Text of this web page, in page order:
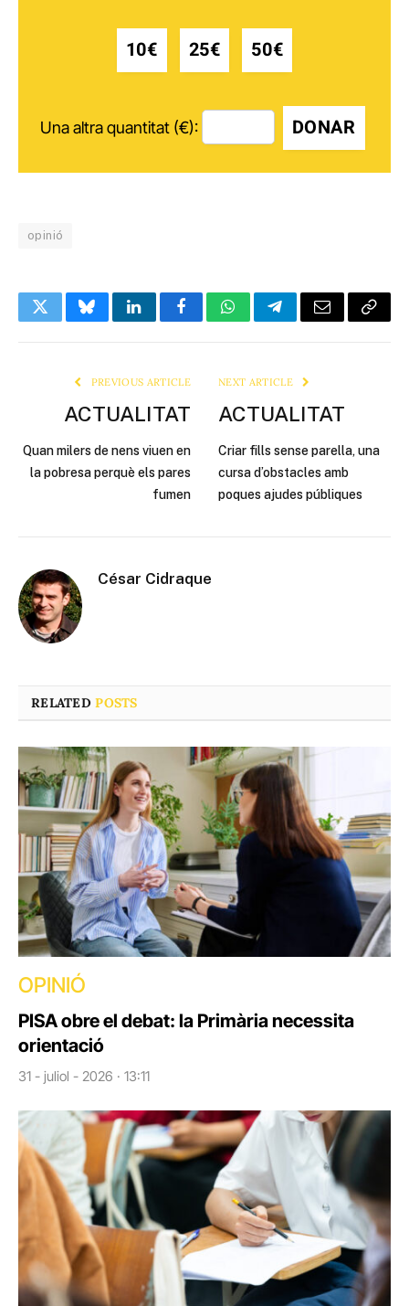
10€ 25€ 50€
Una altra quantitat (€): DONAR
opinió
TwitterBlueskyLinkedInFacebookWhatsAppTelegramEmail Copy
PREVIOUS ARTICLE
ACTUALITAT
Quan milers de nens viuen en
la pobresa perquè els pares
fumen
NEXT ARTICLE
ACTUALITAT
Criar fills sense parella, una
cursa d’obstacles amb
poques ajudes públiques
César Cidraque
RELATEDPOSTS
OPINIÓ
PISA obre el debat: la Primària necessita
orientació
31 - juliol - 2026 · 13:11